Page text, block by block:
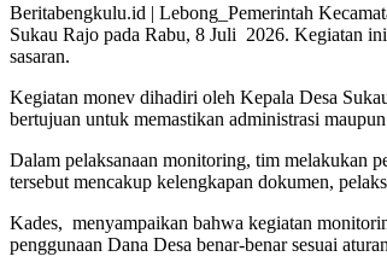
Beritabengkulu.id | Lebong_Pemerintah
Sukau Rajo pada Rabu, 8 Juli 2026. Kegiatan ini
sasaran.
Kegiatan monev dihadiri oleh Kepala Desa
bertujuan untuk memastikan administrasi
Dalam pelaksanaan monitoring, tim melakukan
tersebut mencakup kelengkapan dokumen,
Kades, menyampaikan bahwa kegiatan
penggunaan Dana Desa benar-benar sesuai